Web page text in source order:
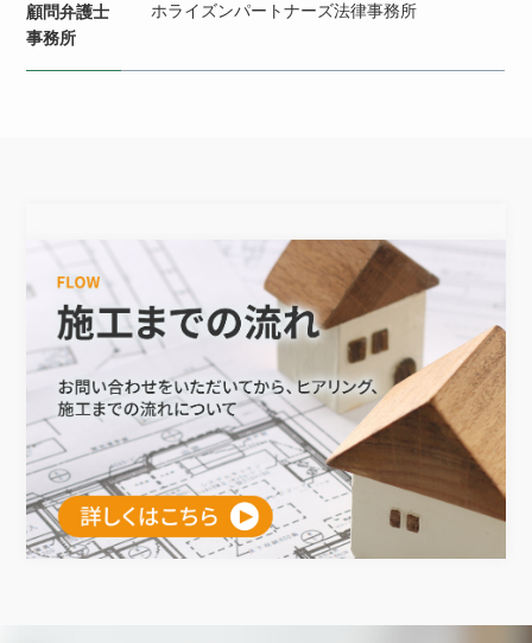
顧問弁護士
事務所
ホライズンパートナーズ法律事務所